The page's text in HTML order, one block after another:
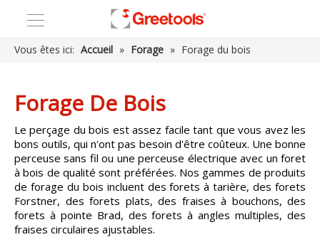
Vous êtes ici: Accueil » Forage » Forage du bois
Forage De Bois
Le perçage du bois est assez facile tant que vous avez les
bons outils, qui n'ont pas besoin d'être coûteux. Une bonne
perceuse sans fil ou une perceuse électrique avec un foret
à bois de qualité sont préférées. Nos gammes de produits
de forage du bois incluent des forets à tarière, des forets
Forstner, des forets plats, des fraises à bouchons, des
forets à pointe Brad, des forets à angles multiples, des
fraises circulaires ajustables.